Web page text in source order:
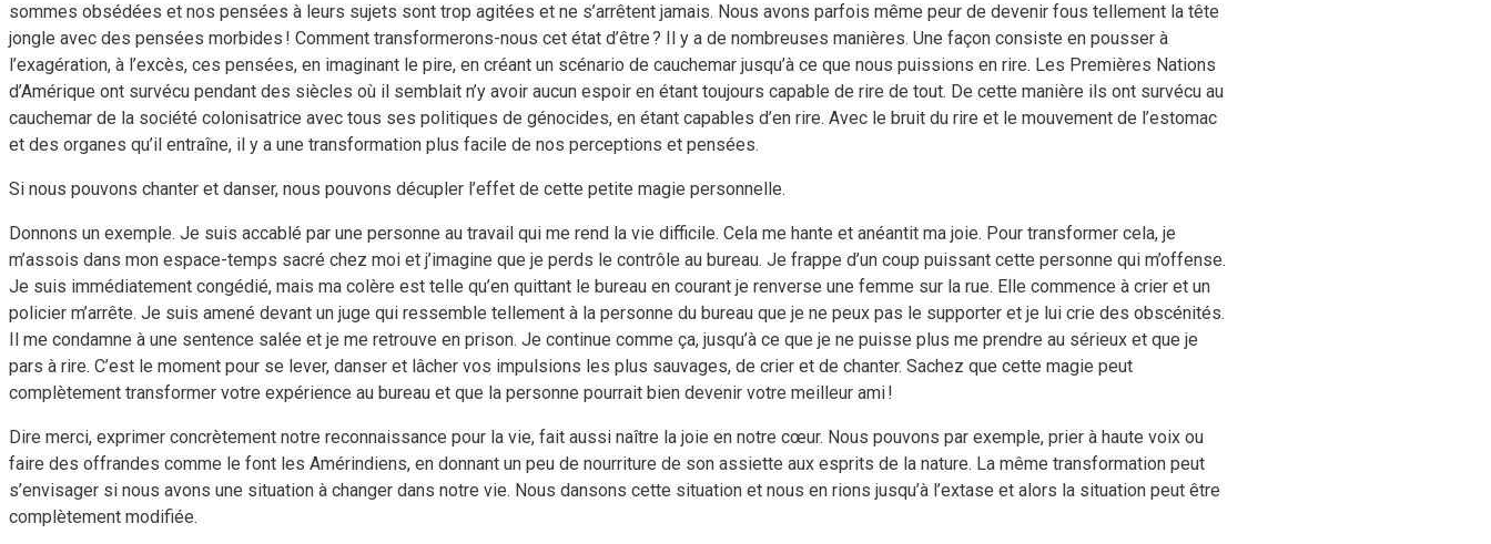
sommes obsédées et nos pensées à leurs sujets sont trop agitées et ne s’arrêtent jamais. Nous avons parfois même peur de devenir fous tellement la tête
jongle avec des pensées morbides ! Comment transformerons-nous cet état d’être ? Il y a de nombreuses manières. Une façon consiste en pousser à
l’exagération, à l’excès, ces pensées, en imaginant le pire, en créant un scénario de cauchemar jusqu’à ce que nous puissions en rire. Les Premières Nations
d’Amérique ont survécu pendant des siècles où il semblait n’y avoir aucun espoir en étant toujours capable de rire de tout. De cette manière ils ont survécu au
cauchemar de la société colonisatrice avec tous ses politiques de génocides, en étant capables d’en rire. Avec le bruit du rire et le mouvement de l’estomac
et des organes qu’il entraîne, il y a une transformation plus facile de nos perceptions et pensées.
Si nous pouvons chanter et danser, nous pouvons décupler l’effet de cette petite magie personnelle.
Donnons un exemple. Je suis accablé par une personne au travail qui me rend la vie difficile. Cela me hante et anéantit ma joie. Pour transformer cela, je
m’assois dans mon espace-temps sacré chez moi et j’imagine que je perds le contrôle au bureau. Je frappe d’un coup puissant cette personne qui m’offense.
Je suis immédiatement congédié, mais ma colère est telle qu’en quittant le bureau en courant je renverse une femme sur la rue. Elle commence à crier et un
policier m’arrête. Je suis amené devant un juge qui ressemble tellement à la personne du bureau que je ne peux pas le supporter et je lui crie des obscénités.
Il me condamne à une sentence salée et je me retrouve en prison. Je continue comme ça, jusqu’à ce que je ne puisse plus me prendre au sérieux et que je
pars à rire. C’est le moment pour se lever, danser et lâcher vos impulsions les plus sauvages, de crier et de chanter. Sachez que cette magie peut
complètement transformer votre expérience au bureau et que la personne pourrait bien devenir votre meilleur ami !
Dire merci, exprimer concrètement notre reconnaissance pour la vie, fait aussi naître la joie en notre cœur. Nous pouvons par exemple, prier à haute voix ou
faire des offrandes comme le font les Amérindiens, en donnant un peu de nourriture de son assiette aux esprits de la nature. La même transformation peut
s’envisager si nous avons une situation à changer dans notre vie. Nous dansons cette situation et nous en rions jusqu’à l’extase et alors la situation peut être
complètement modifiée.